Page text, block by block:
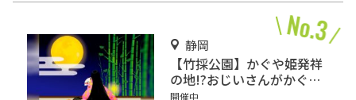
静岡
【竹採公園】かぐや姫発祥
の地!?おじいさんがかぐや
姫を見つけた場所を見に行
開催中